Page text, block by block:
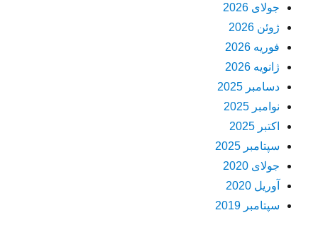
جولای 2026
ژوئن 2026
فوریه 2026
ژانویه 2026
دسامبر 2025
نوامبر 2025
اکتبر 2025
سپتامبر 2025
جولای 2020
آوریل 2020
سپتامبر 2019